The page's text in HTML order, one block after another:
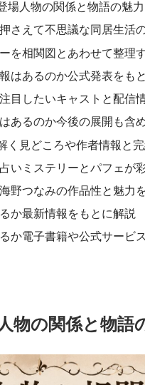
場人物の関係と物語の魅
さえて不思議な同居生活
を相関図とあわせて整理
はあるのか公式発表をも
目したいキャストと配信
あるのか今後の展開も含
く見どころや作者情報と
いミステリーとパフェが
野つなみの作品性と魅力
か最新情報をもとに解説
か電子書籍や公式サービ
物の関係と物語